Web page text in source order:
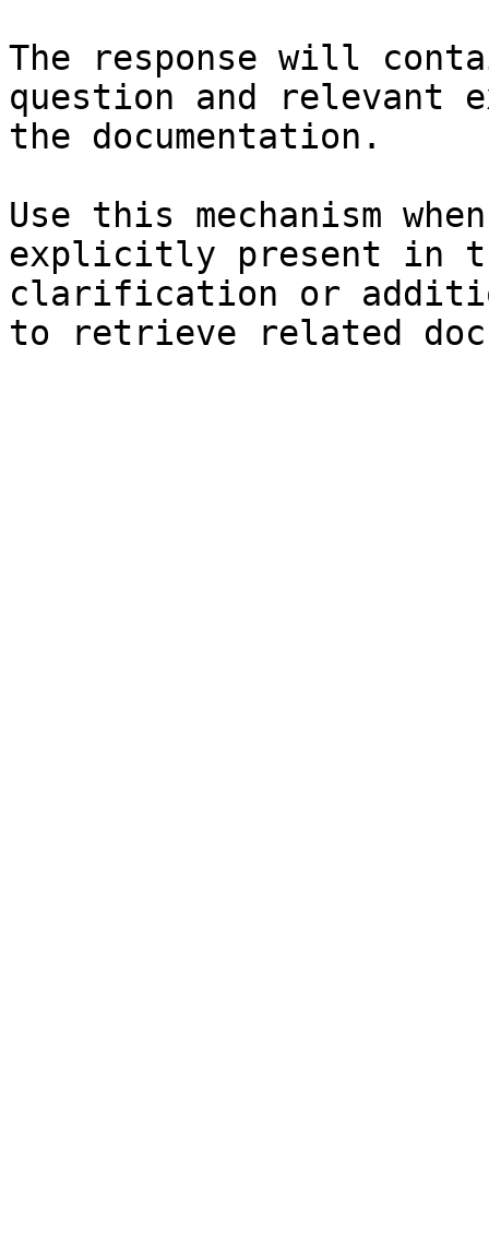
The response will
question and relevant
the documentation.
Use this mechanism
explicitly present in
clarification or